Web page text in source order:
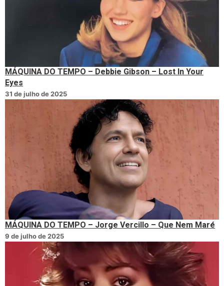
MÁQUINA DO TEMPO – Debbie Gibson – Lost In Your
Eyes
31 de julho de 2025
MÁQUINA DO TEMPO – Jorge Vercillo – Que Nem Maré
9 de julho de 2025